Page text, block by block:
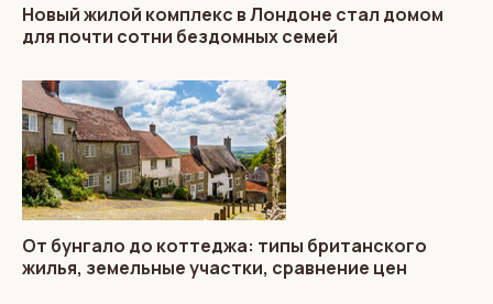
Новый жилой комплекс в Лондоне стал домом
для почти сотни бездомных семей
От бунгало до коттеджа: типы британского
жилья, земельные участки, сравнение цен